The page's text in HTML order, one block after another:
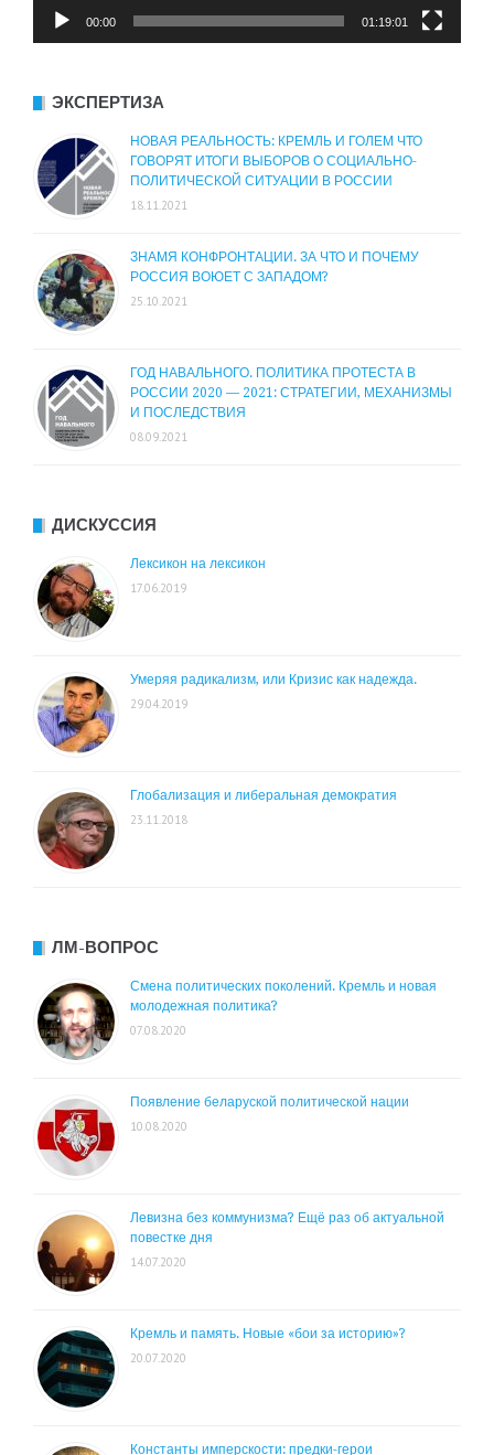
00:00 01:19:01
ЭКСПЕРТИЗА
НОВАЯ РЕАЛЬНОСТЬ: КРЕМЛЬ И ГОЛЕМ ЧТО
ГОВОРЯТ ИТОГИ ВЫБОРОВ О СОЦИАЛЬНО-
ПОЛИТИЧЕСКОЙ СИТУАЦИИ В РОССИИ
18.11.2021
ЗНАМЯ КОНФРОНТАЦИИ. ЗА ЧТО И ПОЧЕМУ
РОССИЯ ВОЮЕТ С ЗАПАДОМ?
25.10.2021
ГОД НАВАЛЬНОГО. ПОЛИТИКА ПРОТЕСТА В
РОССИИ 2020 — 2021: СТРАТЕГИИ, МЕХАНИЗМЫ
И ПОСЛЕДСТВИЯ
08.09.2021
ДИСКУССИЯ
Лексикон на лексикон
17.06.2019
Умеряя радикализм, или Кризис как надежда.
29.04.2019
Глобализация и либеральная демократия
23.11.2018
ЛМ-ВОПРОС
Смена политических поколений. Кремль и новая
молодежная политика?
07.08.2020
Появление беларуской политической нации
10.08.2020
Левизна без коммунизма? Ещё раз об актуальной
повестке дня
14.07.2020
Кремль и память. Новые «бои за историю»?
20.07.2020
Константы имперскости: предки-герои